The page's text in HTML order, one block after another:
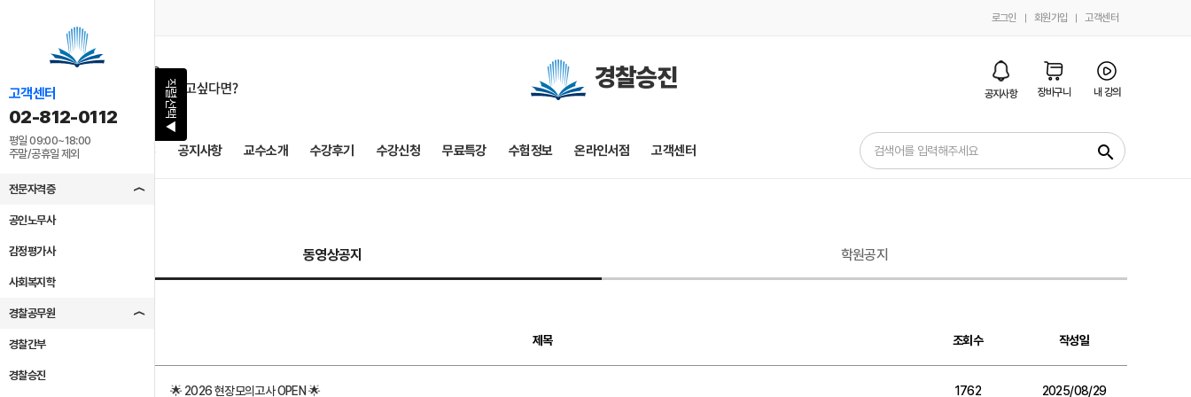
직렬선택
▶
고객센터
02-812-0112
평일 09:00~18:00
주말/공휴일 제외
전문자격증
공인노무사
감정평가사
사회복지학
경찰공무원
경찰간부
경찰승진
로그인 회원가입 고객센터
경찰승진
공지사항 장바구니 내 강의
2027 필승 PASS 공지사항 교수소개 수강후기 수강신청 무료특강 수험정보 온라인서점 고객센터 search
동영상공지 학원공지
제목 조회수 작성일
🌟 2026 현장모의고사 OPEN 🌟 1762 2025/08/29